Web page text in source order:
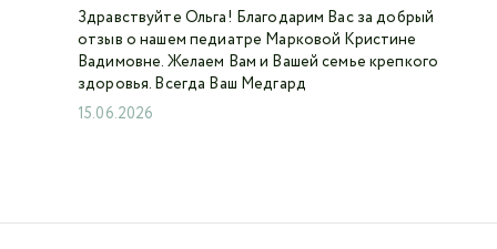
Здравствуйте Ольга! Благодарим Вас за добрый
отзыв о нашем педиатре Марковой Кристине
Вадимовне. Желаем Вам и Вашей семье крепкого
здоровья. Всегда Ваш Медгард
15.06.2026